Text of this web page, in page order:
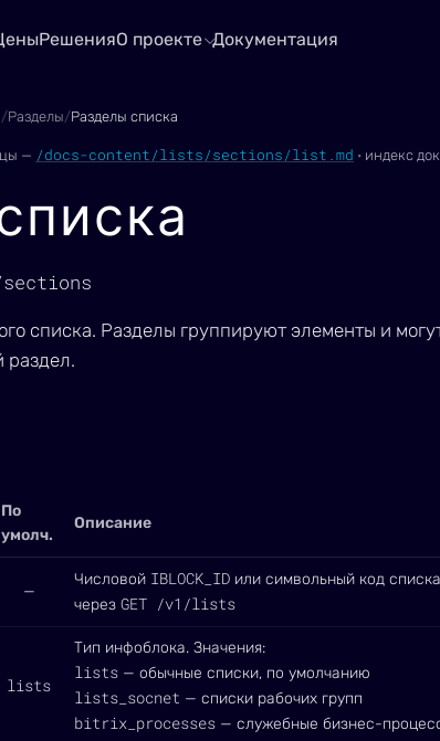
РешенияО проекте Документация
/Разделы/Разделы списка
— /docs-content/lists/sections/list.md · индекс
списка. Разделы группируют элементы и
раздел.
По
умолч.
Описание
—
Числовой IBLOCK_ID или символьный код
через GET /v1/lists
lists
Тип инфоблока. Значения:
lists — обычные списки, по умолчанию
lists_socnet — списки рабочих групп
bitrix_processes — служебные бизнес-